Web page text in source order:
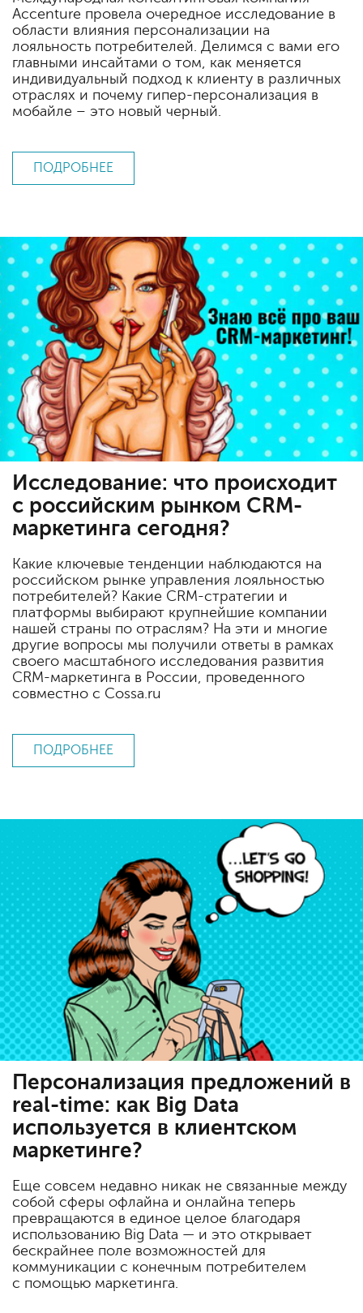
Accenture провела очередное исследование в
области влияния персонализации на
лояльность потребителей. Делимся с вами его
главными инсайтами о том, как меняется
индивидуальный подход к клиенту в различных
отраслях и почему гипер-персонализация в
мобайле – это новый черный.
ПОДРОБНЕЕ
Исследование: что происходит
с российским рынком CRM-
маркетинга сегодня?
Какие ключевые тенденции наблюдаются на
российском рынке управления лояльностью
потребителей? Какие CRM-стратегии и
платформы выбирают крупнейшие компании
нашей страны по отраслям? На эти и многие
другие вопросы мы получили ответы в рамках
своего масштабного исследования развития
CRM-маркетинга в России, проведенного
совместно с Cossa.ru
ПОДРОБНЕЕ
Персонализация предложений в
real-time: как Big Data
используется в клиентском
маркетинге?
Еще совсем недавно никак не связанные между
собой сферы офлайна и онлайна теперь
превращаются в единое целое благодаря
использованию Big Data — и это открывает
бескрайнее поле возможностей для
коммуникации с конечным потребителем
с помощью маркетинга.